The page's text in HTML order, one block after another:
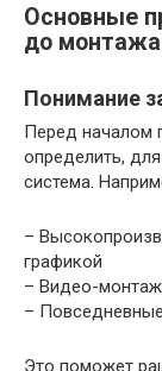
Основные
до монтажа
Понимание
Перед началом
определить,
система.
–
графикой
– Видео-монтаж
–
Это поможет